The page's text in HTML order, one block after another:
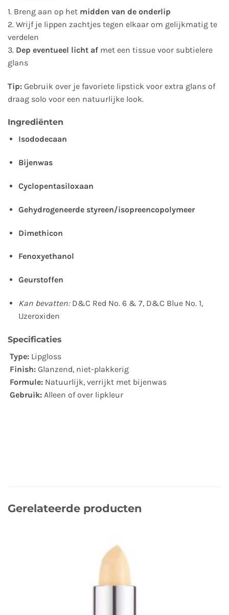
1. Breng aan op het midden van de onderlip
2. Wrijf je lippen zachtjes tegen elkaar om gelijkmatig te
verdelen
3. Dep eventueel licht af met een tissue voor subtielere
glans
Tip: Gebruik over je favoriete lipstick voor extra glans of
draag solo voor een natuurlijke look.
Ingrediënten
Isododecaan
Bijenwas
Cyclopentasiloxaan
Gehydrogeneerde styreen/isopreencopolymeer
Dimethicon
Fenoxyethanol
Geurstoffen
Kan bevatten:D&C Red No. 6 & 7, D&C Blue No. 1,
IJzeroxiden
Specificaties
Type: Lipgloss
Finish: Glanzend, niet-plakkerig
Formule: Natuurlijk, verrijkt met bijenwas
Gebruik: Alleen of over lipkleur
Gerelateerde producten